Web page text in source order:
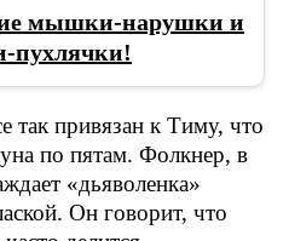
мышки-нарушки и
пухлячки!
так привязан к Тиму, что
по пятам. Фолкнер, в
«дьяволенка»
Он говорит, что